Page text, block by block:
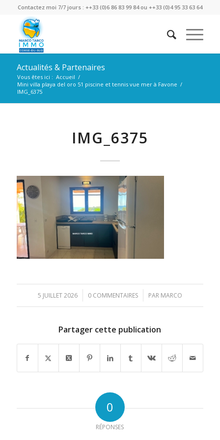
Contactez moi 7/7 jours : ++33 (0)6 86 83 99 84 ou ++33 (0)4 95 33 63 64
Actualités & Partenaires
Vous êtes ici : Accueil /
Mini villa playa del oro 51 piscine et tennis vue mer à Favone /
IMG_6375
IMG_6375
5 JUILLET 2026
/ 0 COMMENTAIRES
/ PAR MARCO
Partager cette publication
0
RÉPONSES